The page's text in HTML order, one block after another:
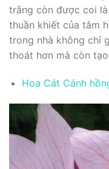
trắng còn được coi
thuần khiết của tâm
trong nhà không chỉ
thoát hơn mà còn
Hoa Cát Cánh